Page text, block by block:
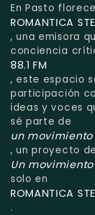
En Pasto
ROMANTICA
, una emisora
conciencia
88.1 FM
, este espacio
participación
ideas y voces
sé parte de
un
, un proyecto
Un
solo en
ROMANTICA
.